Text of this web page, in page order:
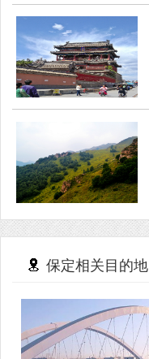
保定相关目的地